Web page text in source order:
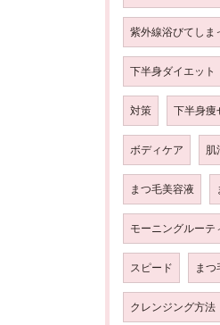
紫外線浴びてしま
下半身ダイエット
対策 下半身痩
ボディケア 肌
まつ毛美容液
モーニングルーテ
スピード まつ
クレンジング方法